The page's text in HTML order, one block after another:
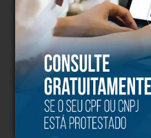
frequentemente
pelas vivências mineiras
transformando
capazes de dialogar
realidades.
O programa “Leitura